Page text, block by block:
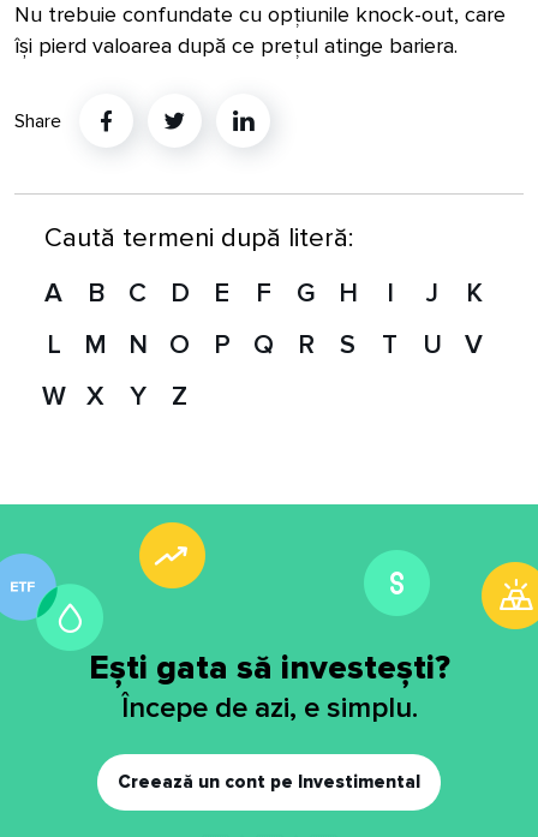
Nu trebuie confundate cu opțiunile knock-out, care
își pierd valoarea după ce prețul atinge bariera.
Share TwitterLinkedin
Caută termeni după literă:
A
B C D E F G H I J
K
L
M N O P Q R S T U
V
W
X Y Z
Ești gata să investești?
Începe de azi, e simplu.
Creează un cont pe Investimental